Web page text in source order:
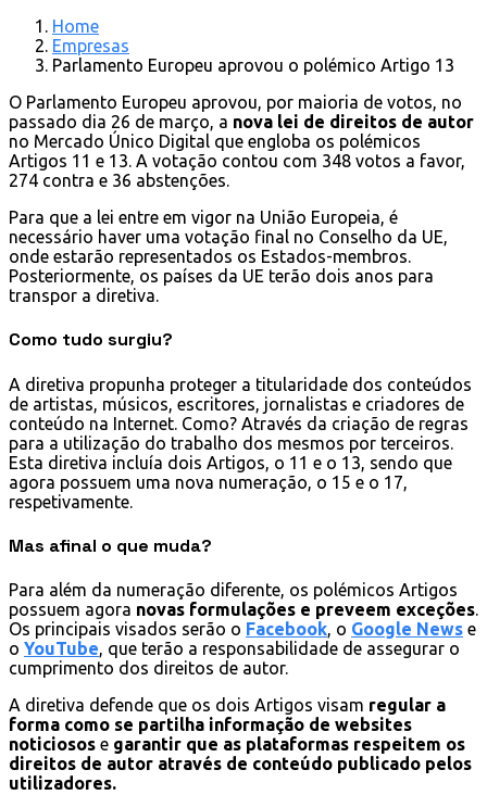
Home
Empresas
Parlamento Europeu aprovou o polémico Artigo 13
O Parlamento Europeu aprovou, por maioria de votos, no
passado dia 26 de março, a nova lei de direitos de autor
no Mercado Único Digital que engloba os polémicos
Artigos 11 e 13. A votação contou com 348 votos a favor,
274 contra e 36 abstenções.
Para que a lei entre em vigor na União Europeia, é
necessário haver uma votação final no Conselho da UE,
onde estarão representados os Estados-membros.
Posteriormente, os países da UE terão dois anos para
transpor a diretiva.
Como tudo surgiu?
A diretiva propunha proteger a titularidade dos conteúdos
de artistas, músicos, escritores, jornalistas e criadores de
conteúdo na Internet. Como? Através da criação de regras
para a utilização do trabalho dos mesmos por terceiros.
Esta diretiva incluía dois Artigos, o 11 e o 13, sendo que
agora possuem uma nova numeração, o 15 e o 17,
respetivamente.
Mas afinal o que muda?
Para além da numeração diferente, os polémicos Artigos
possuem agora novas formulações e preveem exceções.
Os principais visados serão o Facebook, o Google News e
o YouTube, que terão a responsabilidade de assegurar o
cumprimento dos direitos de autor.
A diretiva defende que os dois Artigos visam regular a
forma como se partilha informação de websites
noticiosos e garantir que as plataformas respeitem os
direitos de autor através de conteúdo publicado pelos
utilizadores.